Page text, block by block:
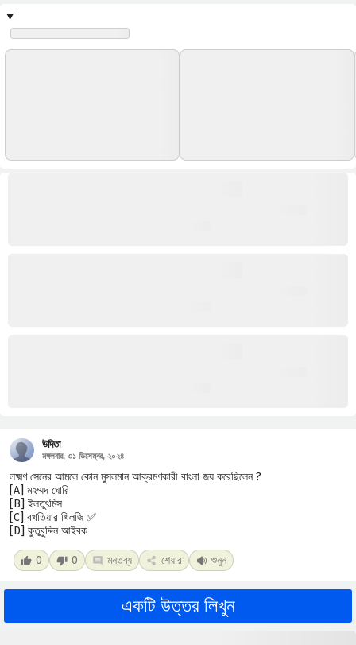
উদিতা
মঙ্গলবার, ৩১ ডিসেম্বর, ২০২৪
লক্ষ্মণ সেনের আমলে কোন মুসলমান আক্রমণকারী বাংলা জয় করেছিলেন ?
[A] মহম্মদ ঘোরি
[B] ইলতুৎমিস
[C] বখতিয়ার খিলজি ✅
[D] কুতুবুদ্দিন আইবক
0 0 মন্তব্য শেয়ার শুনুন
একটি উত্তর লিখুন